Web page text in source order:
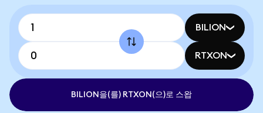
BILION
RTXON
BILION을(를) RTXON(으)로 스왑